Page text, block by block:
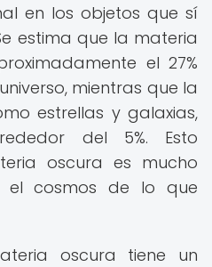
en los objetos que sí
estima que la materia
el 27%
mientras que la
estrellas y galaxias,
del 5%. Esto
oscura es mucho
el cosmos de lo que
oscura tiene un